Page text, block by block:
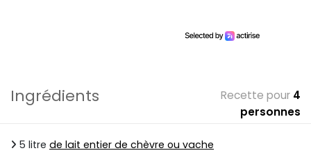
Ingrédients Recette pour 4
personnes
5 litre de lait entier de chèvre ou vache